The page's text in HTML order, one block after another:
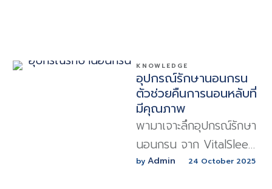
KNOWLEDGE
อุปกรณ์รักษานอนกรน
ตัวช่วยคืนการนอนหลับที่
มีคุณภาพ
พามาเจาะลึกอุปกรณ์รักษา
นอนกรน จาก VitalSleep
Clinic ว่ามีอะไรบ้าง ใช้
by Admin 24 October 2025